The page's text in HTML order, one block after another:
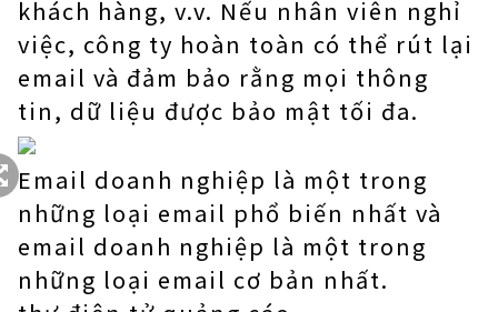
khách hàng, v.v. Nếu nhân viên nghỉ
việc, công ty hoàn toàn có thể rút lại
email và đảm bảo rằng mọi thông
tin, dữ liệu được bảo mật tối đa.
Email doanh nghiệp là một trong
những loại email phổ biến nhất và
email doanh nghiệp là một trong
những loại email cơ bản nhất.